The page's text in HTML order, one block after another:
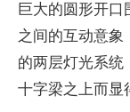
巨大的圆形开
之间的互动意象
的两层灯光系统
十字梁之上而显